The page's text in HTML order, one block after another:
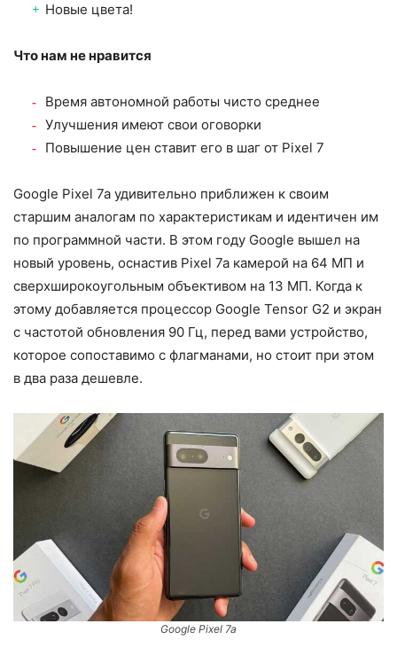
Новые цвета!
Что нам не нравится
Время автономной работы чисто среднее
Улучшения имеют свои оговорки
Повышение цен ставит его в шаг от Pixel 7
Google Pixel 7a удивительно приближен к своим
старшим аналогам по характеристикам и идентичен им
по программной части. В этом году Google вышел на
новый уровень, оснастив Pixel 7a камерой на 64 МП и
сверхширокоугольным объективом на 13 МП. Когда к
этому добавляется процессор Google Tensor G2 и экран
с частотой обновления 90 Гц, перед вами устройство,
которое сопоставимо с флагманами, но стоит при этом
в два раза дешевле.
Google Pixel 7a